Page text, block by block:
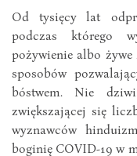
Od tysięcy lat
podczas którego
pożywienie albo żywe
sposobów
bóstwem. Nie
zwiększającej się
wyznawców
boginię COVID-19 w